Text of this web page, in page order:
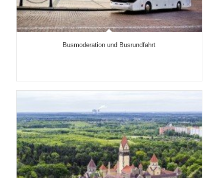
Busmoderation und Busrundfahrt